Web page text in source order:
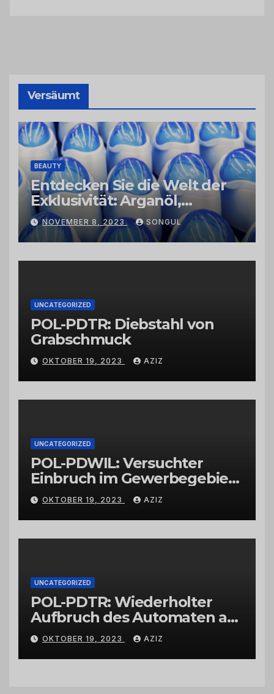
Versäumt
BEAUTY
Entdecken Sie die Welt der
Exklusivität: Arganöl,
Kaktusfeigenkernöl und
Schwarzkümmelöl von
vertrauenswürdigen
Großhändlern und Anbietern
NOVEMBER 8, 2023 SONGUL
UNCATEGORIZED
POL-PDTR: Diebstahl von
Grabschmuck
OKTOBER 19, 2023 AZIZ
UNCATEGORIZED
POL-PDWIL: Versuchter
Einbruch im Gewerbegebiet
Wittlich
OKTOBER 19, 2023 AZIZ
UNCATEGORIZED
POL-PDTR: Wiederholter
Aufbruch des Automaten am
Wohnmobilstellplatz in
Hermeskeil am Labachweg
OKTOBER 19, 2023 AZIZ